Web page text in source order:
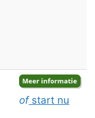
ofstart nu